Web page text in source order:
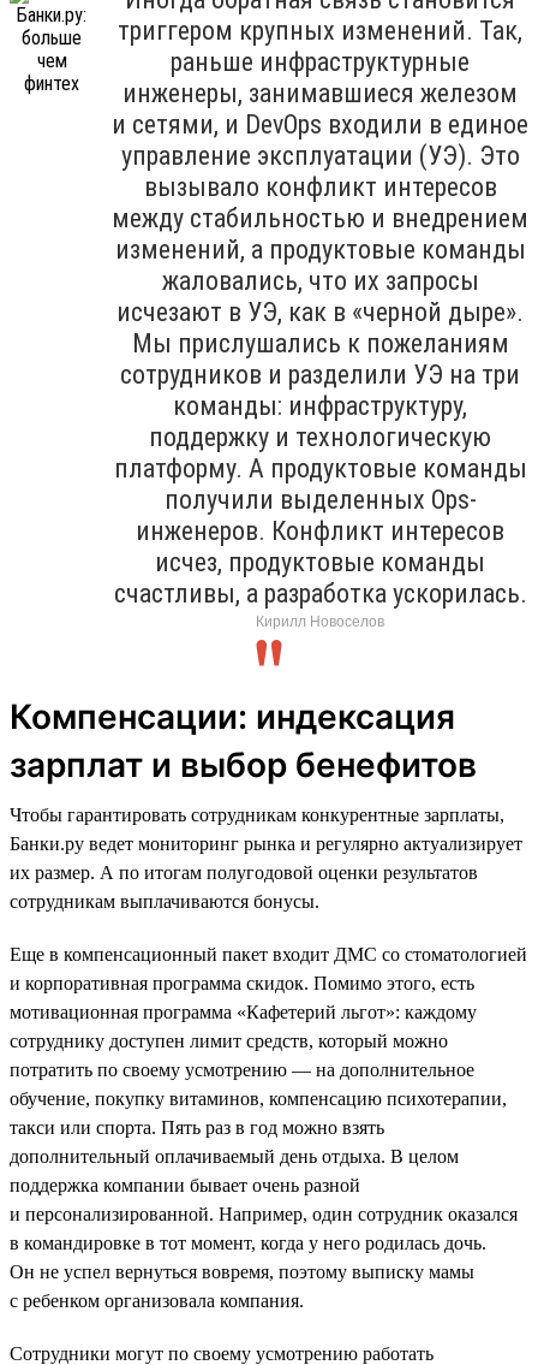
триггером крупных изменений. Так,
раньше инфраструктурные
инженеры, занимавшиеся железом
и сетями, и DevOps входили в единое
управление эксплуатации (УЭ). Это
вызывало конфликт интересов
между стабильностью и внедрением
изменений, а продуктовые команды
жаловались, что их запросы
исчезают в УЭ, как в «черной дыре».
Мы прислушались к пожеланиям
сотрудников и разделили УЭ на три
команды: инфраструктуру,
поддержку и технологическую
платформу. А продуктовые команды
получили выделенных Ops-
инженеров. Конфликт интересов
исчез, продуктовые команды
счастливы, а разработка ускорилась.
Кирилл Новоселов
Компенсации: индексация
зарплат и выбор бенефитов
Чтобы гарантировать сотрудникам конкурентные зарплаты,
Банки.ру ведет мониторинг рынка и регулярно актуализирует
их размер. А по итогам полугодовой оценки результатов
сотрудникам выплачиваются бонусы.
Еще в компенсационный пакет входит ДМС со стоматологией
и корпоративная программа скидок. Помимо этого, есть
мотивационная программа «Кафетерий льгот»: каждому
сотруднику доступен лимит средств, который можно
потратить по своему усмотрению — на дополнительное
обучение, покупку витаминов, компенсацию психотерапии,
такси или спорта. Пять раз в год можно взять
дополнительный оплачиваемый день отдыха. В целом
поддержка компании бывает очень разной
и персонализированной. Например, один сотрудник оказался
в командировке в тот момент, когда у него родилась дочь.
Он не успел вернуться вовремя, поэтому выписку мамы
с ребенком организовала компания.
Сотрудники могут по своему усмотрению работать